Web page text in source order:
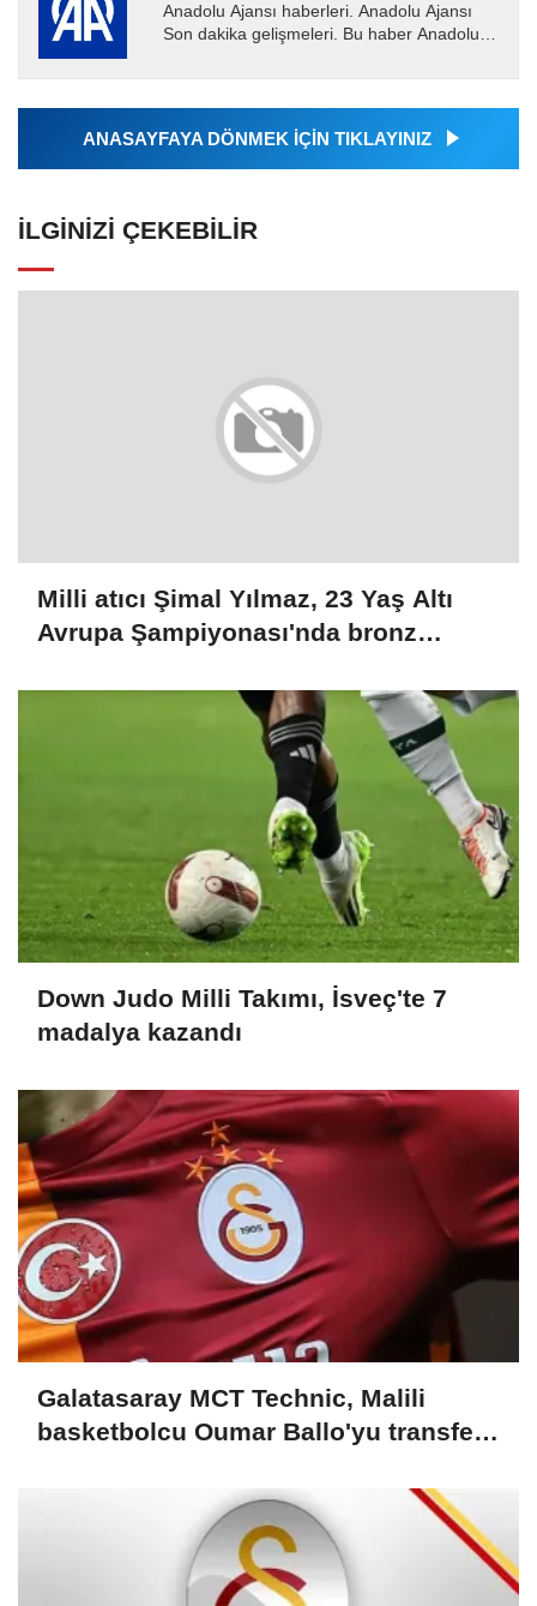
Anadolu Ajansı haberleri. Anadolu Ajansı
Son dakika gelişmeleri. Bu haber Anadolu
Ajansı tarafından...
ANASAYFAYA DÖNMEK İÇİN TIKLAYINIZ
İLGINIZI ÇEKEBILIR
Milli atıcı Şimal Yılmaz, 23 Yaş Altı
Avrupa Şampiyonası'nda bronz
Down Judo Milli Takımı, İsveç'te 7
madalya kazandı
Galatasaray MCT Technic, Malili
basketbolcu Oumar Ballo'yu transfer